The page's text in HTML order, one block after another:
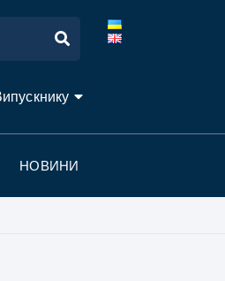
НОВИНИ